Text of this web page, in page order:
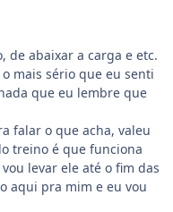
de abaixar a carga e etc.
mais sério que eu senti
que eu lembre que
falar o que acha, valeu
treino é que funciona
levar ele até o fim das
aqui pra mim e eu vou